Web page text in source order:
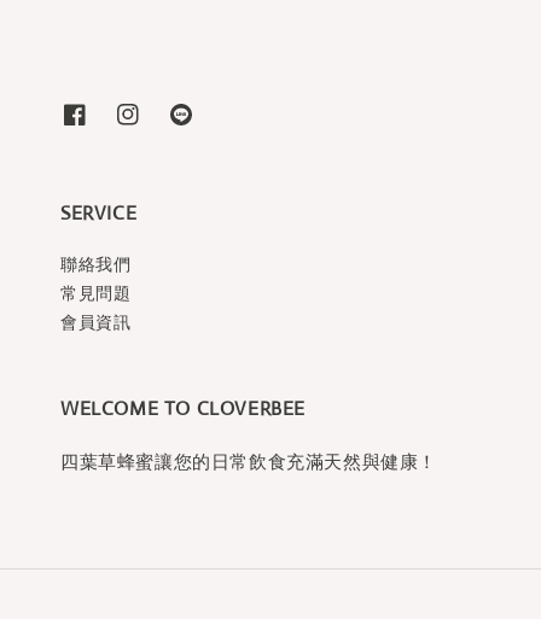
SERVICE
聯絡我們
常見問題
會員資訊
WELCOME TO CLOVERBEE
四葉草蜂蜜讓您的日常飲食充滿天然與健康！